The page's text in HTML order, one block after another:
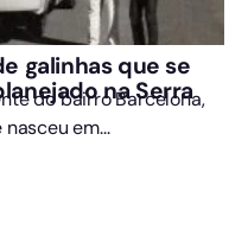
galinhas que se
na Serra
do bairro Barcelona,
em...